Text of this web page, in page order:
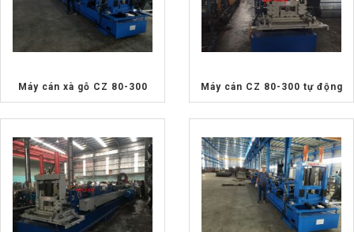
Máy cán xà gỗ CZ 80-300 Máy cán CZ 80-300 tự động